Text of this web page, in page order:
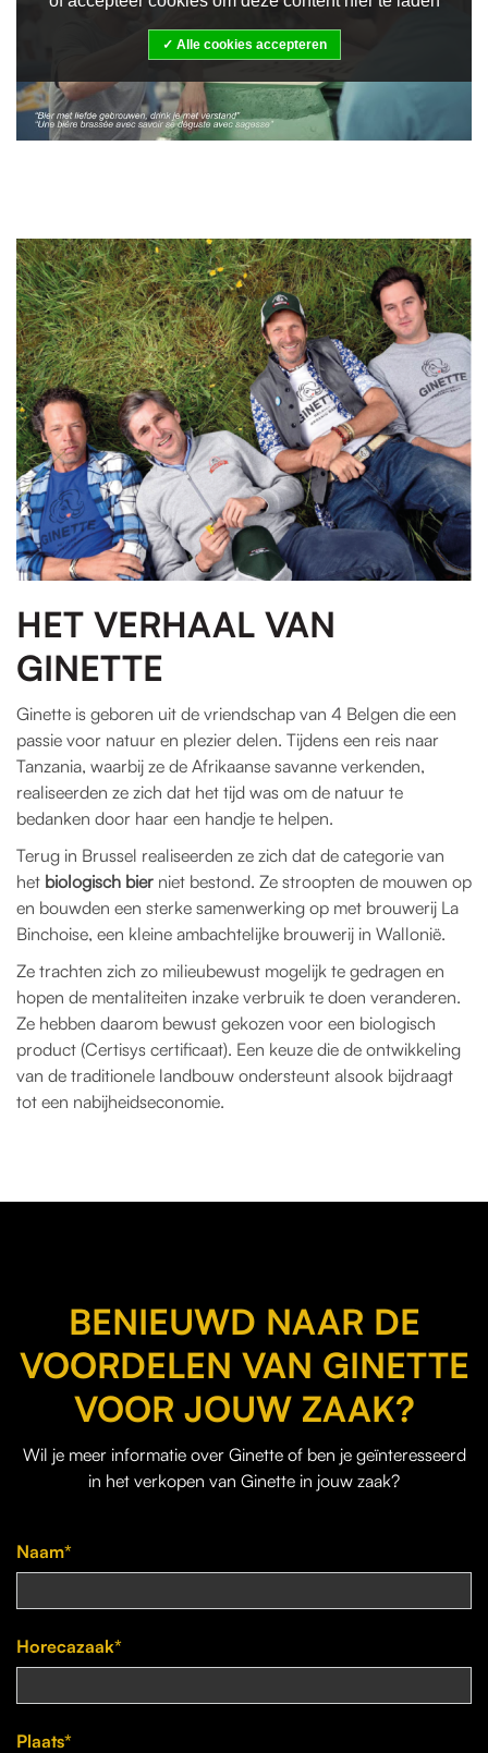
Alle cookies accepteren
HET VERHAAL VAN
GINETTE
Ginette is geboren uit de vriendschap van 4 Belgen die een
passie voor natuur en plezier delen. Tijdens een reis naar
Tanzania, waarbij ze de Afrikaanse savanne verkenden,
realiseerden ze zich dat het tijd was om de natuur te
bedanken door haar een handje te helpen.
Terug in Brussel realiseerden ze zich dat de categorie van
het biologisch bier niet bestond. Ze stroopten de mouwen op
en bouwden een sterke samenwerking op met brouwerij La
Binchoise, een kleine ambachtelijke brouwerij in Wallonië.
Ze trachten zich zo milieubewust mogelijk te gedragen en
hopen de mentaliteiten inzake verbruik te doen veranderen.
Ze hebben daarom bewust gekozen voor een biologisch
product (Certisys certificaat). Een keuze die de ontwikkeling
van de traditionele landbouw ondersteunt alsook bijdraagt
tot een nabijheidseconomie.
BENIEUWD NAAR DE
VOORDELEN VAN GINETTE
VOOR JOUW ZAAK?
Wil je meer informatie over Ginetteof ben je geïnteresseerd
in het verkopen van Ginette in jouw zaak?
Naam*
Horecazaak*
Plaats*